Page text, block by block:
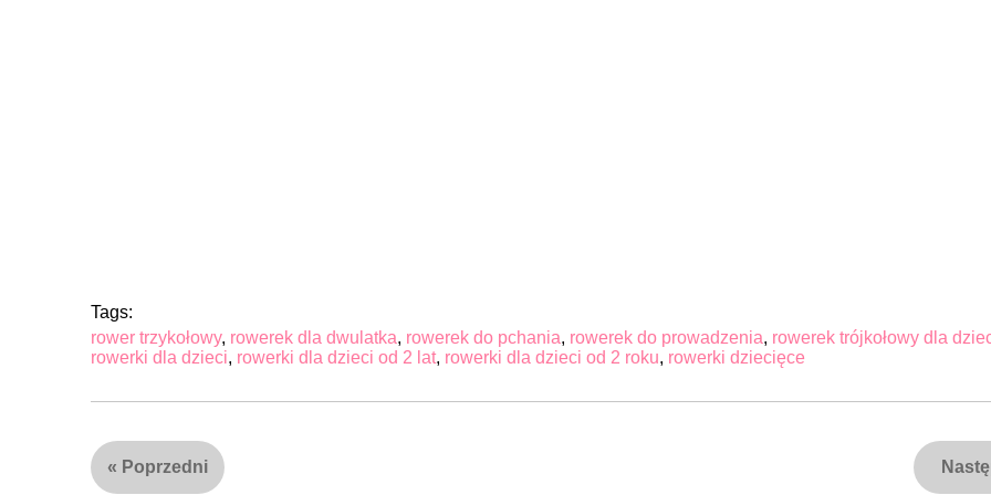
Tags:
rower trzykołowy, rowerek dla dwulatka, rowerek do pchania, rowerek do prowadzenia, rowerek trójkołowy dla
rowerki dla dzieci, rowerki dla dzieci od 2 lat, rowerki dla dzieci od 2 roku, rowerki dziecięce
« Poprzedni